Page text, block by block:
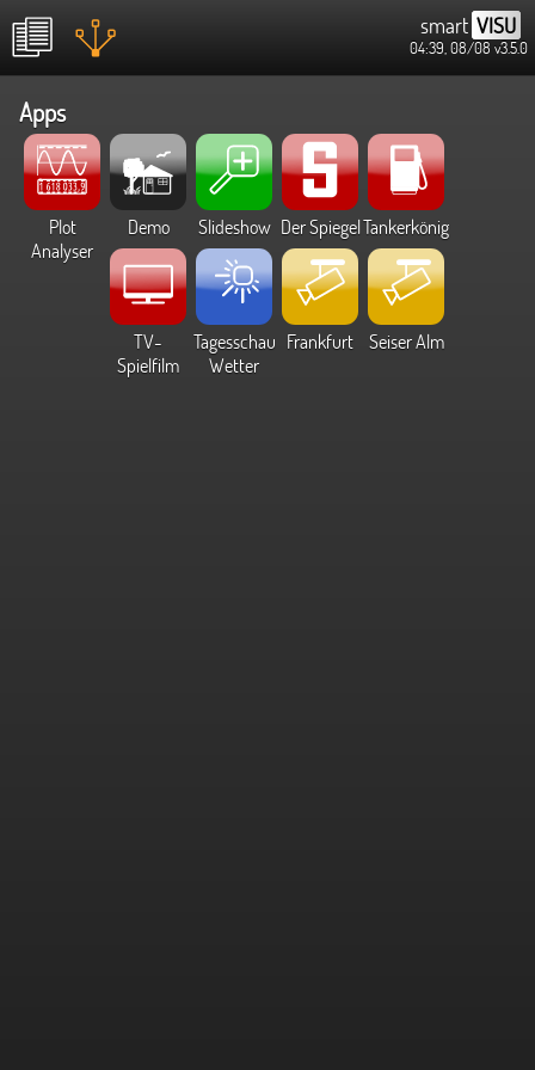
smart VISU
04:39, 08/08 v3.5.0
Apps
Plot
Analyser
Demo Slideshow Der SpiegelTankerkönig
TV-
Spielfilm
Tagesschau
Wetter
Frankfurt Seiser Alm